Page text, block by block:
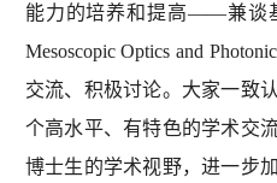
能力的培养和提高——兼谈
Mesoscopic Optics and
交流、积极讨论。大家一致
个高水平、有特色的学术交
博士生的学术视野，进一步